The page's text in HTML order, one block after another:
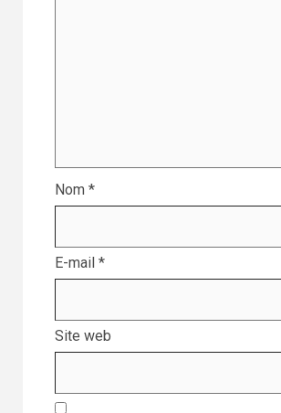
Nom *
E-mail *
Site web